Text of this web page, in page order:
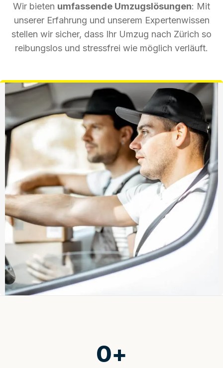
Wir bieten umfassende Umzugslösungen: Mit
unserer Erfahrung und unserem Expertenwissen
stellen wir sicher, dass Ihr Umzug nach Zürich so
reibungslos und stressfrei wie möglich verläuft.
0+